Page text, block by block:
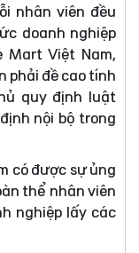
nhân viên đều
doanh nghiệp
Việt Nam,
phải đề cao tính
quy định luật
nội bộ trong
có được sự ủng
thể nhân viên
nghiệp lấy các